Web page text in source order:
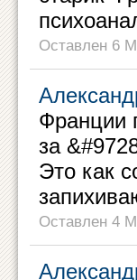
Оставлен 6
Франции
за
Это как
Оставлен 4